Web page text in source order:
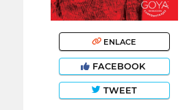
ENLACE
FACEBOOK
TWEET